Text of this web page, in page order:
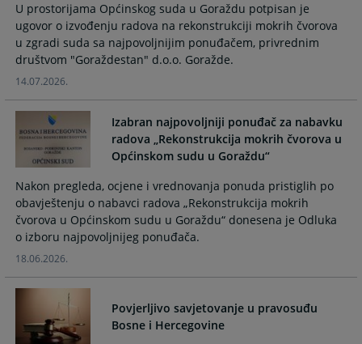
the
calendar
and
select
a
date.
Press
the
question
key
to
get
the
keyboard
shortcuts
changing
dates.
the
calendar
and
select
date.
Press
the
question
key
to
get
the
shortcuts
changing
dates.
U prostorijama Općinskog suda u Goraždu potpisan je
ugovor o izvođenju radova na rekonstrukciji mokrih čvorova
u zgradi suda sa najpovoljnijim ponuđačem, privrednim
društvom "Goraždestan" d.o.o. Goražde.
14.07.2026.
Izabran najpovoljniji ponuđač za nabavku
radova „Rekonstrukcija mokrih čvorova u
Općinskom sudu u Goraždu“
Nakon pregleda, ocjene i vrednovanja ponuda pristiglih po
obavještenju o nabavci radova „Rekonstrukcija mokrih
čvorova u Općinskom sudu u Goraždu“ donesena je Odluka
o izboru najpovoljnijeg ponuđača.
18.06.2026.
Povjerljivo savjetovanje u pravosuđu
Bosne i Hercegovine